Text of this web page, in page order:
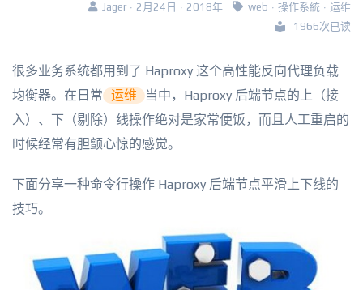
Jager · 2月24日 · 2018年 web · 操作系統 · 运维
1966次已读
很多业务系统都用到了 Haproxy 这个高性能反向代理负载
均衡器。在日常 运维
当中，Haproxy 后端节点的上（接
入）、下（剔除）线操作绝对是家常便饭，而且人工重启的
时候经常有胆颤心惊的感觉。
下面分享一种命令行操作 Haproxy 后端节点平滑上下线的
技巧。